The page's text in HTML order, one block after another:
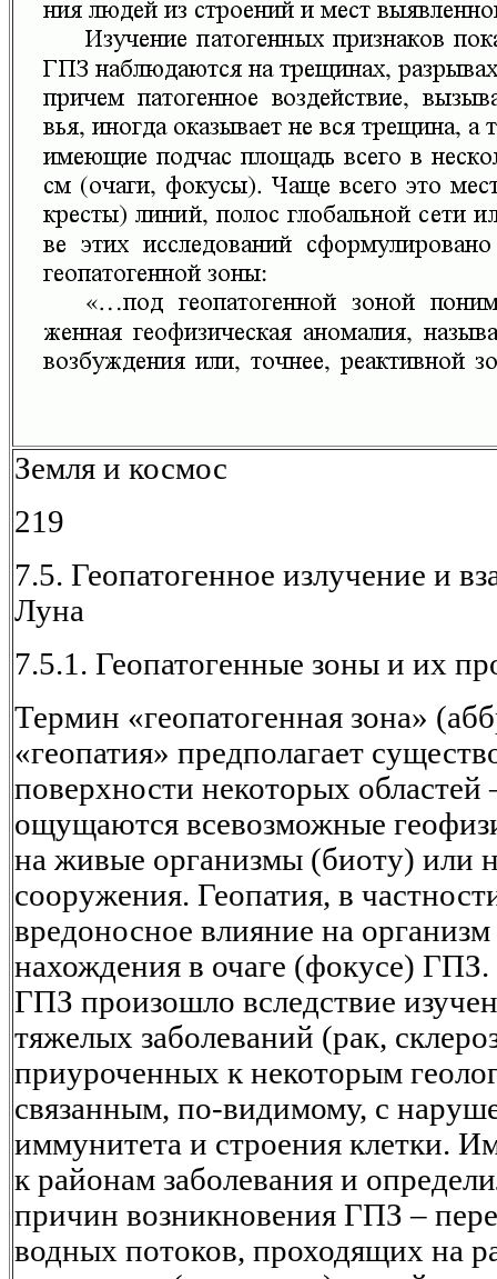
Земля и космос
219
7.5. Геопатогенное излучение и
Луна
7.5.1. Геопатогенные зоны и их
Термин «геопатогенная зона»
«геопатия» предполагает
поверхности некоторых областей
ощущаются всевозможные
на живые организмы (биоту) или
сооружения. Геопатия, в
вредоносное влияние на организм
нахождения в очаге (фокусе)
ГПЗ произошло вследствие
тяжелых заболеваний (рак,
приуроченных к некоторым
связанным, по-видимому, с
иммунитета и строения клетки.
к районам заболевания и
причин возникновения ГПЗ –
водных потоков, проходящих на